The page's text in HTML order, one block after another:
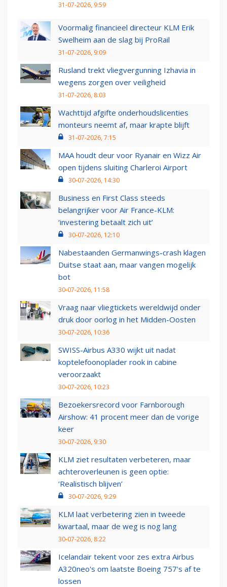
31-07-2026, 9:59
Voormalig financieel directeur KLM Erik
Swelheim aan de slag bij ProRail
31-07-2026, 9:09
Rusland trekt vliegvergunning Izhavia in
wegens zorgen over veiligheid
31-07-2026, 8:03
Wachttijd afgifte onderhoudslicenties
monteurs neemt af, maar krapte blijft
31-07-2026, 7:15
MAA houdt deur voor Ryanair en Wizz Air
open tijdens sluiting Charleroi Airport
30-07-2026, 14:30
Business en First Class steeds
belangrijker voor Air France-KLM:
‘investering betaalt zich uit’
30-07-2026, 12:10
Nabestaanden Germanwings-crash klagen
Duitse staat aan, maar vangen mogelijk
bot
30-07-2026, 11:58
Vraag naar vliegtickets wereldwijd onder
druk door oorlog in het Midden-Oosten
30-07-2026, 10:36
SWISS-Airbus A330 wijkt uit nadat
koptelefoonoplader rook in cabine
veroorzaakt
30-07-2026, 10:23
Bezoekersrecord voor Farnborough
Airshow: 41 procent meer dan de vorige
keer
30-07-2026, 9:30
KLM ziet resultaten verbeteren, maar
achteroverleunen is geen optie:
‘Realistisch blijven’
30-07-2026, 9:29
KLM laat verbetering zien in tweede
kwartaal, maar de weg is nog lang
30-07-2026, 8:22
Icelandair tekent voor zes extra Airbus
A320neo's om laatste Boeing 757's af te
lossen